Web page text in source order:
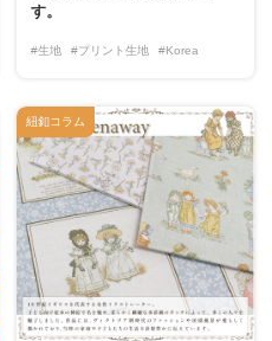
す。
#生地 #プリント生地 #Korea
紐釦コラム